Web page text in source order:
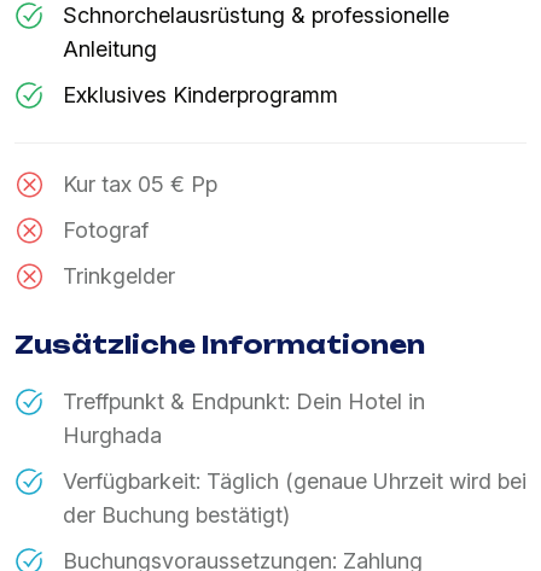
Schnorchelausrüstung & professionelle
Anleitung
Exklusives Kinderprogramm
Kur tax 05 € Pp
Fotograf
Trinkgelder
Zusätzliche Informationen
Treffpunkt & Endpunkt: Dein Hotel in
Hurghada
Verfügbarkeit: Täglich (genaue Uhrzeit wird bei
der Buchung bestätigt)
Buchungsvoraussetzungen: Zahlung